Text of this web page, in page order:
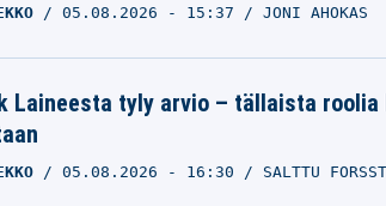
05.08.2026 - 15:37 JONI AHOKAS
Laineesta tyly arvio – tällaista roolia
05.08.2026 - 16:30 SALTTU